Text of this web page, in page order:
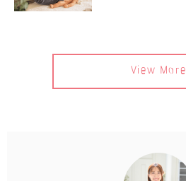
View More